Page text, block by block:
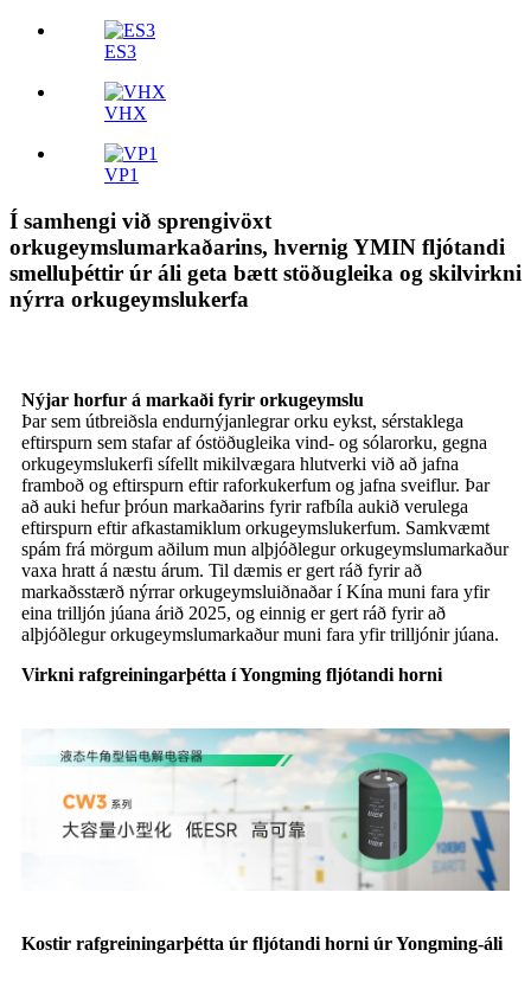
ES3
VHX
VP1
Í samhengi við sprengivöxt
orkugeymslumarkaðarins, hvernig YMIN fljótandi
smelluþéttir úr áli geta bætt stöðugleika og skilvirkni
nýrra orkugeymslukerfa
Nýjar horfur á markaði fyrir orkugeymslu
Þar sem útbreiðsla endurnýjanlegrar orku eykst, sérstaklega
eftirspurn sem stafar af óstöðugleika vind- og sólarorku, gegna
orkugeymslukerfi sífellt mikilvægara hlutverki við að jafna
framboð og eftirspurn eftir raforkukerfum og jafna sveiflur. Þar
að auki hefur þróun markaðarins fyrir rafbíla aukið verulega
eftirspurn eftir afkastamiklum orkugeymslukerfum. Samkvæmt
spám frá mörgum aðilum mun alþjóðlegur orkugeymslumarkaður
vaxa hratt á næstu árum. Til dæmis er gert ráð fyrir að
markaðsstærð nýrrar orkugeymsluiðnaðar í Kína muni fara yfir
eina trilljón júana árið 2025, og einnig er gert ráð fyrir að
alþjóðlegur orkugeymslumarkaður muni fara yfir trilljónir júana.
Virkni rafgreiningarþétta í Yongming fljótandi horni
Kostir rafgreiningarþétta úr fljótandi horni úr Yongming-áli